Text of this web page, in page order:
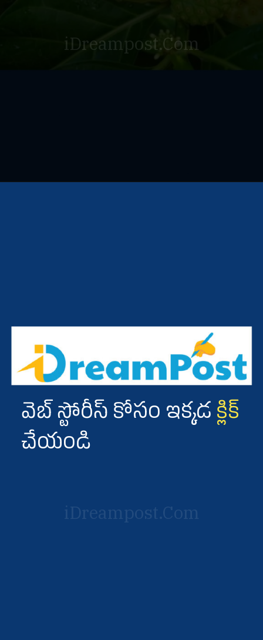
iDreampost.Com
iDreampost.Com
వెబ్ స్టోరీస్ కోసం ఇక్కడ క్లిక్
చేయండి